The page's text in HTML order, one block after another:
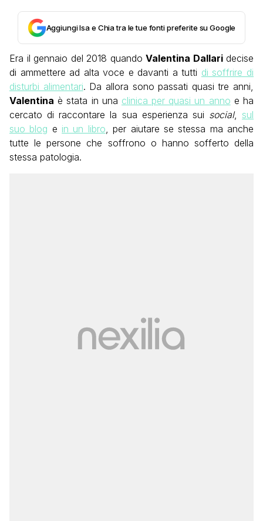
Aggiungi Isa e Chia tra le tue fonti preferite su Google
Era il gennaio del 2018 quando Valentina Dallaridecise
di ammettere ad alta voce e davanti a tutti di soffrire di
disturbi alimentari. Da allora sono passati quasi tre anni,
Valentina è stata in una clinica per quasi un anno e ha
cercato di raccontare la sua esperienza sui social, sul
suo blog e in un libro, per aiutare se stessa ma anche
tutte le persone che soffrono o hanno sofferto della
stessa patologia.